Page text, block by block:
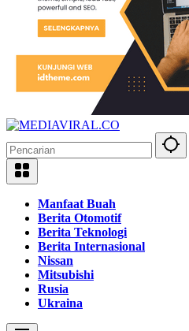
Manfaat Buah
Berita Otomotif
Berita Teknologi
Berita Internasional
Nissan
Mitsubishi
Rusia
Ukraina